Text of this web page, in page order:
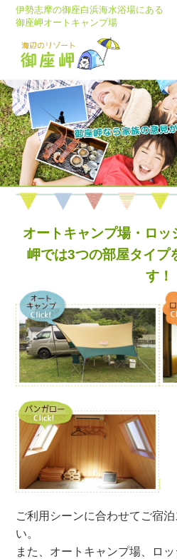
伊勢志摩の御座白浜海水浴場にある
御座岬オートキャンプ場
オートキャンプ場・ロッ
岬では3つの部屋タイプ
す！
ご利用シーンに合わせてご宿
い。
また、オートキャンプ場、ロ